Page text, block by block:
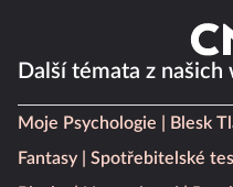
Další témata z našich
Moje Psychologie Blesk
Fantasy
Spotřebitelské